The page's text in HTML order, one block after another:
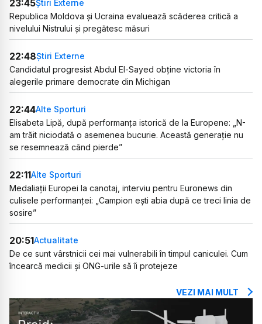
23:45Știri Externe
Republica Moldova și Ucraina evaluează scăderea critică a
nivelului Nistrului și pregătesc măsuri
22:48Știri Externe
Candidatul progresist Abdul El-Sayed obține victoria în
alegerile primare democrate din Michigan
22:44Alte Sporturi
Elisabeta Lipă, după performanța istorică de la Europene: „N-
am trăit niciodată o asemenea bucurie. Această generație nu
se resemnează când pierde”
22:11Alte Sporturi
Medaliații Europei la canotaj, interviu pentru Euronews din
culisele performanței: „Campion ești abia după ce treci linia de
sosire”
20:51Actualitate
De ce sunt vârstnicii cei mai vulnerabili în timpul caniculei. Cum
încearcă medicii și ONG-urile să îi protejeze
VEZI MAI MULT